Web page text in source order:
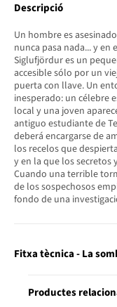
Descripció
Un hombre es
nunca pasa nada... y
Siglufjördur es un
accesible sólo por un
puerta con llave. Un
inesperado: un célebre
local y una joven
antiguo estudiante de
deberá encargarse de
los recelos que
y en la que los secretos
Cuando una terrible
de los sospechosos
fondo de una
Fitxa tècnica - La
Productes